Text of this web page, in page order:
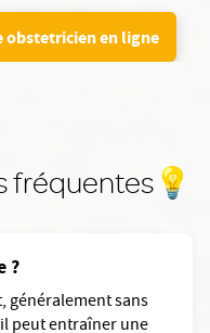
obstetricien en ligne
fréquentes💡
?
généralement sans
peut entraîner une